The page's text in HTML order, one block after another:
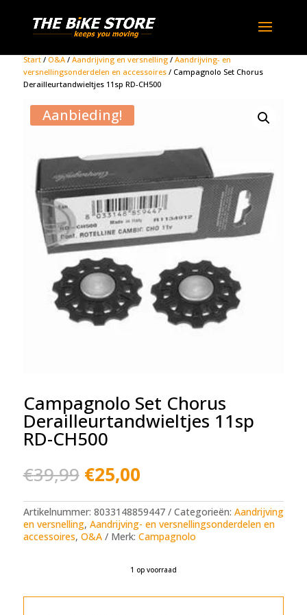
Start/ O&A/ Aandrijving en versnelling/ Aandrijving- en
versnellingsonderdelen en accessoires/ Campagnolo Set Chorus
Derailleurtandwieltjes 11sp RD-CH500
Aanbieding!
Campagnolo Set Chorus
Derailleurtandwieltjes 11sp
RD-CH500
€39,99 Oorspronkelijke
prijs
was:
€39,99.
€25,00Huidige
prijs
is:
€25,00.
Artikelnummer: 8033148859447 Categorieën: Aandrijving
en versnelling, Aandrijving- en versnellingsonderdelen en
accessoires, O&A Merk: Campagnolo
1 op voorraad